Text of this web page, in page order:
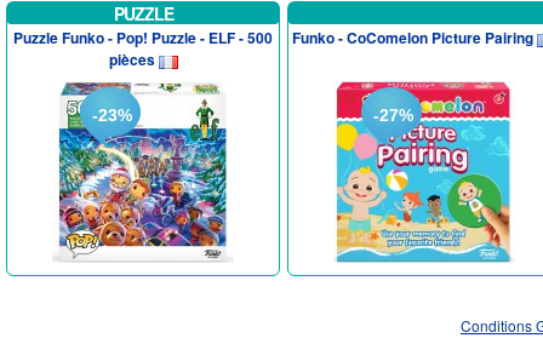
PUZZLE
Puzzle Funko - Pop! Puzzle - ELF - 500
pièces
-23%
Funko - CoComelon Picture Pairing
-27%
Conditions